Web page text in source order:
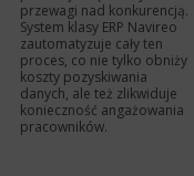
przewagi nad konkurencją.
System klasy ERP Navireo
zautomatyzuje cały ten
proces, co nie tylko obniży
koszty pozyskiwania
danych, ale też zlikwiduje
konieczność angażowania
pracowników.